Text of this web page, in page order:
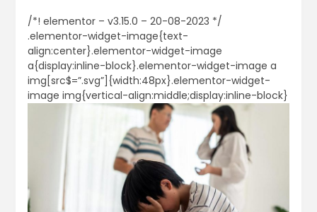
/*! elementor – v3.15.0 – 20-08-2023 */
.elementor-widget-image{text-
align:center}.elementor-widget-image
a{display:inline-block}.elementor-widget-image a
img[src$=”.svg”]{width:48px}.elementor-widget-
image img{vertical-align:middle;display:inline-block}